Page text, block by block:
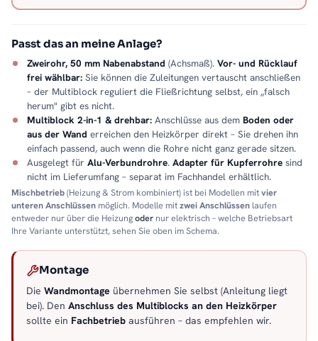
Passt das an meine Anlage?
Zweirohr, 50 mm Nabenabstand (Achsmaß). Vor- und Rücklauf
frei wählbar: Sie können die Zuleitungen vertauscht anschließen
– der Multiblock reguliert die Fließrichtung selbst, ein „falsch
herum" gibt es nicht.
Multiblock 2-in-1 & drehbar: Anschlüsse aus dem Boden oder
aus der Wand erreichen den Heizkörper direkt – Sie drehen ihn
einfach passend, auch wenn die Rohre nicht ganz gerade sitzen.
Ausgelegt für Alu-Verbundrohre. Adapter für Kupferrohre sind
nicht im Lieferumfang – separat im Fachhandel erhältlich.
Mischbetrieb(Heizung & Strom kombiniert) ist bei Modellen mitvier
unteren Anschlüssen möglich. Modelle mitzwei Anschlüssen laufen
entweder nur über die Heizungoder nur elektrisch – welche Betriebsart
Ihre Variante unterstützt, sehen Sie oben im Schema.
Montage
Die Wandmontage übernehmen Sie selbst (Anleitung liegt
bei). Den Anschluss des Multiblocks an den Heizkörper
sollte ein Fachbetrieb ausführen – das empfehlen wir.